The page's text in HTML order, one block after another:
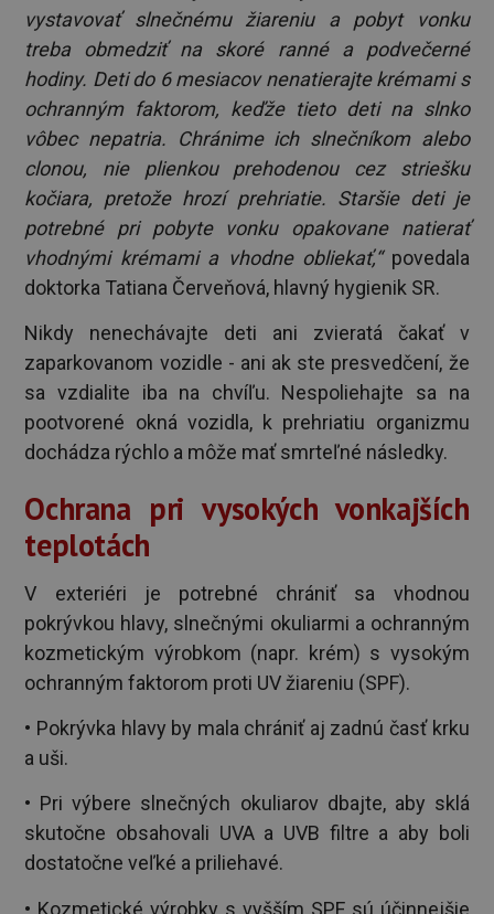
vystavovať slnečnému žiareniu a pobyt vonku
treba obmedziť na skoré ranné a podvečerné
hodiny. Deti do 6 mesiacov nenatierajte krémami s
ochranným faktorom, keďže tieto deti na slnko
vôbec nepatria. Chránime ich slnečníkom alebo
clonou, nie plienkou prehodenou cez striešku
kočiara, pretože hrozí prehriatie. Staršie deti je
potrebné pri pobyte vonku opakovane natierať
vhodnými krémami a vhodne obliekať,“povedala
doktorka Tatiana Červeňová, hlavný hygienik SR.
Nikdy nenechávajte deti ani zvieratá čakať v
zaparkovanom vozidle - ani ak ste presvedčení, že
sa vzdialite iba na chvíľu. Nespoliehajte sa na
pootvorené okná vozidla, k prehriatiu organizmu
dochádza rýchlo a môže mať smrteľné následky.
Ochrana pri vysokých vonkajších
teplotách
V exteriéri je potrebné chrániť sa vhodnou
pokrývkou hlavy, slnečnými okuliarmi a ochranným
kozmetickým výrobkom (napr. krém) s vysokým
ochranným faktorom proti UV žiareniu (SPF).
• Pokrývka hlavy by mala chrániť aj zadnú časť krku
a uši.
• Pri výbere slnečných okuliarov dbajte, aby sklá
skutočne obsahovali UVA a UVB filtre a aby boli
dostatočne veľké a priliehavé.
• Kozmetické výrobky s vyšším SPF sú účinnejšie